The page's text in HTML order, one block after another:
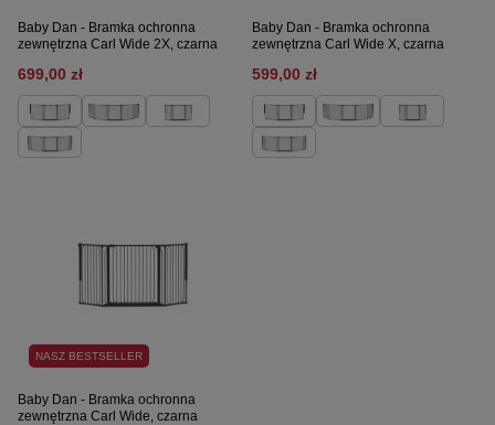
Baby Dan - Bramka ochronna
zewnętrzna Carl Wide 2X, czarna
699,00 zł
Baby Dan - Bramka ochronna
zewnętrzna Carl Wide X, czarna
599,00 zł
NASZ BESTSELLER
Baby Dan - Bramka ochronna
zewnętrzna Carl Wide, czarna